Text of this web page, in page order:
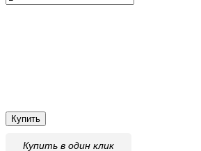
Купить
Купить в один клик